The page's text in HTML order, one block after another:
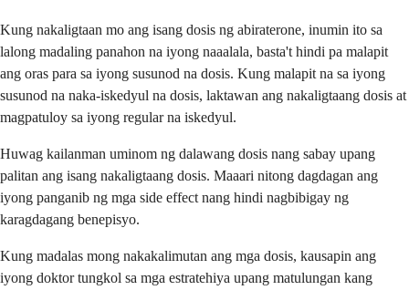
Kung nakaligtaan mo ang isang dosis ng abiraterone, inumin ito sa
lalong madaling panahon na iyong naaalala, basta't hindi pa malapit
ang oras para sa iyong susunod na dosis. Kung malapit na sa iyong
susunod na naka-iskedyul na dosis, laktawan ang nakaligtaang dosis at
magpatuloy sa iyong regular na iskedyul.
Huwag kailanman uminom ng dalawang dosis nang sabay upang
palitan ang isang nakaligtaang dosis. Maaari nitong dagdagan ang
iyong panganib ng mga side effect nang hindi nagbibigay ng
karagdagang benepisyo.
Kung madalas mong nakakalimutan ang mga dosis, kausapin ang
iyong doktor tungkol sa mga estratehiya upang matulungan kang